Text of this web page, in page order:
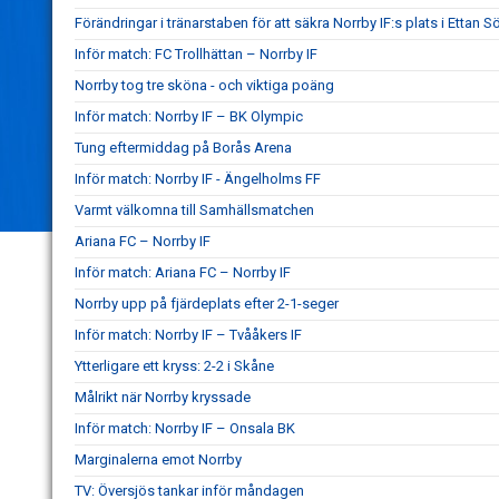
Förändringar i tränarstaben för att säkra Norrby IF:s plats i Ettan
Inför match: FC Trollhättan – Norrby IF
Norrby tog tre sköna - och viktiga poäng
Inför match: Norrby IF – BK Olympic
Tung eftermiddag på Borås Arena
Inför match: Norrby IF - Ängelholms FF
Varmt välkomna till Samhällsmatchen
Ariana FC – Norrby IF
Inför match: Ariana FC – Norrby IF
Norrby upp på fjärdeplats efter 2-1-seger
Inför match: Norrby IF – Tvååkers IF
Ytterligare ett kryss: 2-2 i Skåne
Målrikt när Norrby kryssade
Inför match: Norrby IF – Onsala BK
Marginalerna emot Norrby
TV: Översjös tankar inför måndagen